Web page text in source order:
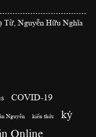
Từ, Nguyễn Hữu Nghĩa
COVID-19
Nguyễn kiến thức ký
Online